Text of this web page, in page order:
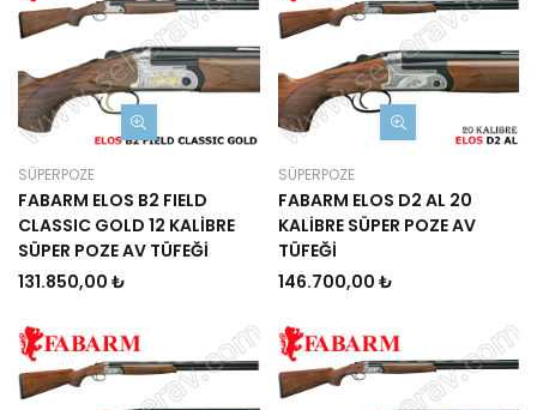
SÜPERPOZE
FABARM ELOS B2 FIELD
CLASSIC GOLD 12 KALİBRE
SÜPER POZE AV TÜFEĞİ
131.850,00 ₺
SÜPERPOZE
FABARM ELOS D2 AL 20
KALİBRE SÜPER POZE AV
TÜFEĞİ
146.700,00 ₺